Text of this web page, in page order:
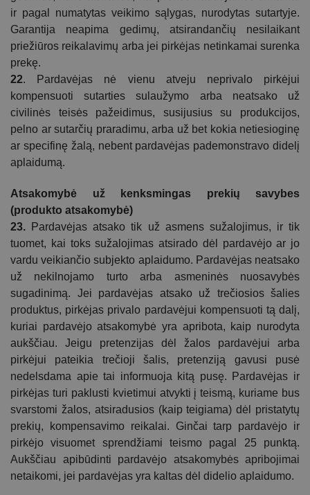
ir pagal numatytas veikimo sąlygas, nurodytas sutartyje.
Garantija neapima gedimų, atsirandančių nesilaikant
priežiūros reikalavimų arba jei pirkėjas netinkamai surenka
prekę.
22. Pardavėjas nė vienu atveju neprivalo pirkėjui
kompensuotisutarties sulaužymo arba neatsako už
civilinės teisės pažeidimus, susijusius su produkcijos,
pelno ar sutarčių praradimu, arba už bet kokia netiesioginę
ar specifinę žalą, nebent pardavėjas pademonstravo didelį
aplaidumą.
Atsakomybė už kenksmingas prekių savybes
(produkto atsakomybė)
23. Pardavėjas atsako tik už asmens sužalojimus, ir tik
tuomet, kai toks sužalojimas atsirado dėl pardavėjo ar jo
vardu veikiančio subjekto aplaidumo. Pardavėjas neatsako
už nekilnojamo turto arba asmeninės nuosavybės
sugadinimą. Jei pardavėjas atsako už trečiosios šalies
produktus, pirkėjas privalo pardavėjui kompensuoti tą dalį,
kuriai pardavėjo atsakomybė yra apribota, kaip nurodyta
aukščiau. Jeigu pretenzijas dėl žalos pardavėjui arba
pirkėjui pateikia trečioji šalis, pretenziją gavusi pusė
nedelsdama apie tai informuoja kitą pusę. Pardavėjas ir
pirkėjas turi paklusti kvietimui atvykti į teismą, kuriame bus
svarstomi žalos, atsiradusios (kaip teigiama) dėl pristatytų
prekių, kompensavimo reikalai. Ginčai tarp pardavėjo ir
pirkėjo visuomet sprendžiami teismo pagal 25 punktą.
Aukščiau apibūdinti pardavėjo atsakomybės apribojimai
netaikomi, jei pardavėjas yra kaltas dėl didelio aplaidumo.